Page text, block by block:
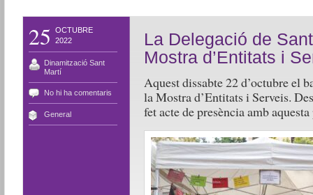
25
OCTUBRE
2022
Dinamització Sant
Martí
No hi ha comentaris
General
La Delegació de
Mostra d’Entitats i
Aquest dissabte 22 d’octubre el
la Mostra d’Entitats i Serveis.
fet acte de presència amb